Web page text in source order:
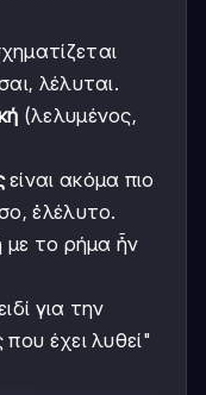
λέλυται.
(λελυμένος,
είναι ακόμα πιο
ἐλέλυτο.
με το ρήμα ἦν
για την
έχει λυθεί"